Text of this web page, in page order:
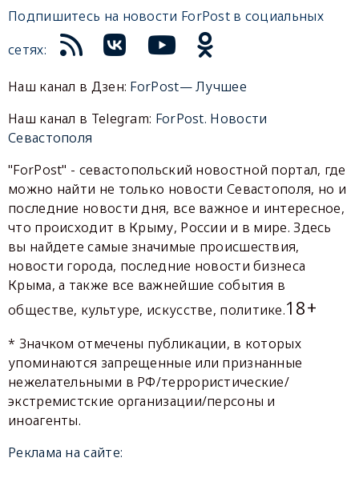
Подпишитесь на новости ForPost в социальных
сетях:
Наш канал в Дзен: ForPost— Лучшее
Наш канал в Telegram: ForPost. Новости
Севастополя
"ForPost" - севастопольский новостной портал, где
можно найти не только новости Севастополя, но и
последние новости дня, все важное и интересное,
что происходит в Крыму, России и в мире. Здесь
вы найдете самые значимые происшествия,
новости города, последние новости бизнеса
Крыма, а также все важнейшие события в
обществе, культуре, искусстве, политике.18+
* Значком отмечены публикации, в которых
упоминаются запрещенные или признанные
нежелательными в РФ/террористические/
экстремистские организации/персоны и
иноагенты.
Реклама на сайте: